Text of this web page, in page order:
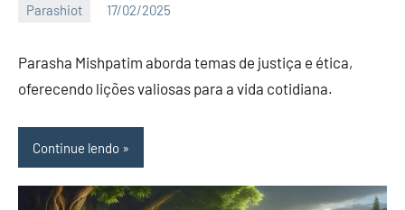
Parashiot 17/02/2025
Parasha Mishpatim aborda temas de justiça e ética,
oferecendo lições valiosas para a vida cotidiana.
Continue lendo